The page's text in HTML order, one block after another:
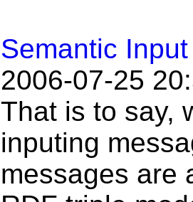
Semantic
2006-07-25
That is to say,
inputing
messages are